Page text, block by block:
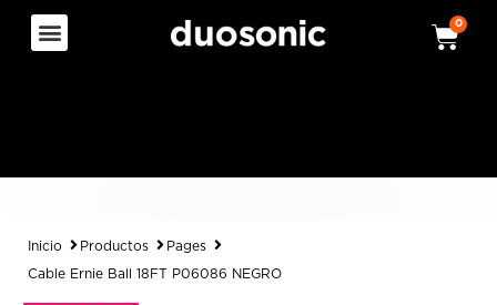
0
Inicio Productos Pages
Cable Ernie Ball 18FT P06086 NEGRO